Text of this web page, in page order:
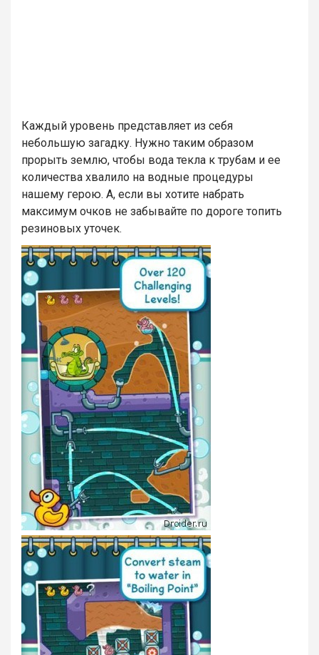
Каждый уровень представляет из себя
небольшую загадку. Нужно таким образом
прорыть землю, чтобы вода текла к трубам и ее
количества хвалило на водные процедуры
нашему герою. А, если вы хотите набрать
максимум очков не забывайте по дороге топить
резиновых уточек.